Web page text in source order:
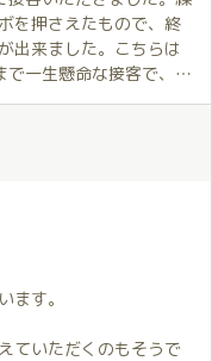
を押さえたもので、終
出来ました。こちらは
一生懸命な接客で、到
ら覚えました。忘れら
ます。
ていただくのもそうで